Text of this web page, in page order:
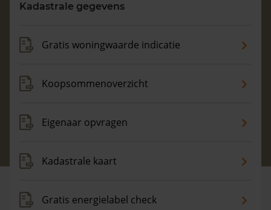
Maandag t/m vrijdag - 08:00 -18:00
Kadastrale gegevens
Gratis woningwaarde indicatie
Koopsommenoverzicht
Eigenaar opvragen
Kadastrale kaart
Gratis energielabel check